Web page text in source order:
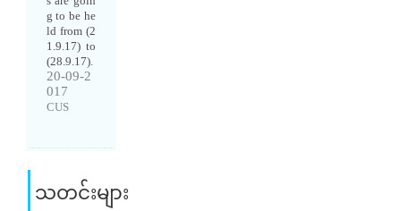
g to be he
ld from (2
1.9.17) to
(28.9.17).
20-09-2
017
CUS
သတင်းများ